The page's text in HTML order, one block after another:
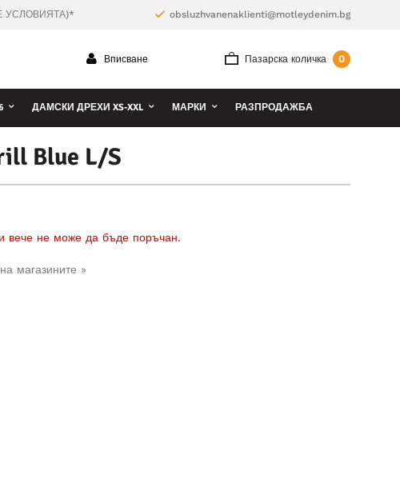
УСЛОВИЯТА)* obsluzhvanenaklienti@motleydenim.bg
Пазарска количка 0
Вписване
ДАМСКИ ДРЕХИ XS-XXL МАРКИ РАЗПРОДАЖБА
Blue L/S
вече не може да бъде поръчан.
магазините »